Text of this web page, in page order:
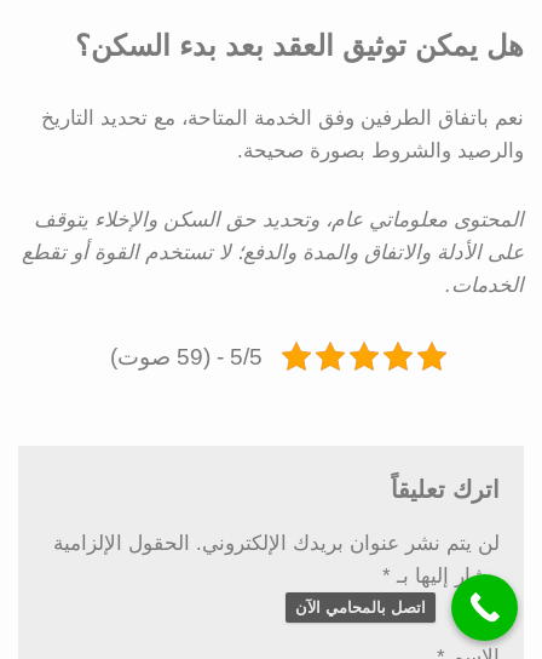
هل يمكن توثيق العقد بعد بدء السكن؟
نعم باتفاق الطرفين وفق الخدمة المتاحة، مع تحديد التاريخ
والرصيد والشروط بصورة صحيحة.
المحتوى معلوماتي عام، وتحديد حق السكن والإخلاء يتوقف
على الأدلة والاتفاق والمدة والدفع؛ لا تستخدم القوة أو تقطع
الخدمات.
5/5 - (59 صوت)
اترك تعليقاً
لن يتم نشر عنوان بريدك الإلكتروني.
الحقول الإلزامية
مشار إليها بـ *
اتصل بالمحامي الآن